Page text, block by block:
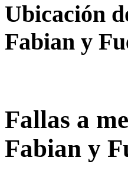
Ubicación
Fabian y
Fallas a
Fabian y